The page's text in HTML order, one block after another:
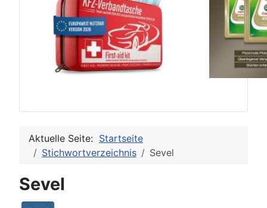
Aktuelle Seite: Startseite
Stichwortverzeichnis
Sevel
Sevel